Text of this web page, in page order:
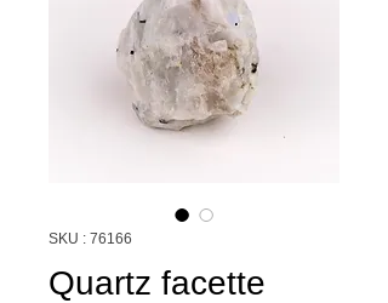
SKU : 76166
Quartz facette